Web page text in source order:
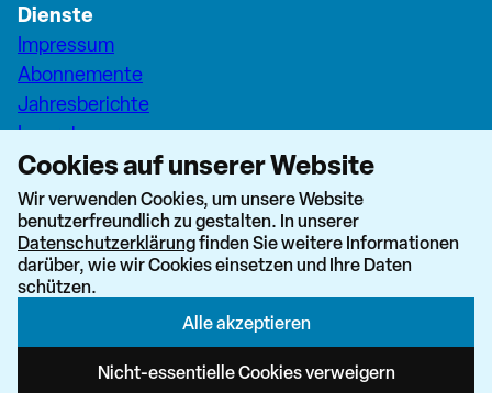
Dienste
Impressum
Abonnemente
Jahresberichte
Inserate
Pfarreiseiten Stadt Zürich
Dashboard Forum+
Cookies auf unserer Website
Wir verwenden Cookies, um unsere Website
benutzerfreundlich zu gestalten. In unserer
Datenschutzerklärungfinden Sie weitere Informationen
darüber, wie wir Cookies einsetzen und Ihre Daten
schützen.
Alle akzeptieren
Nicht-essentielle Cookies verweigern
Newsletter abonnieren